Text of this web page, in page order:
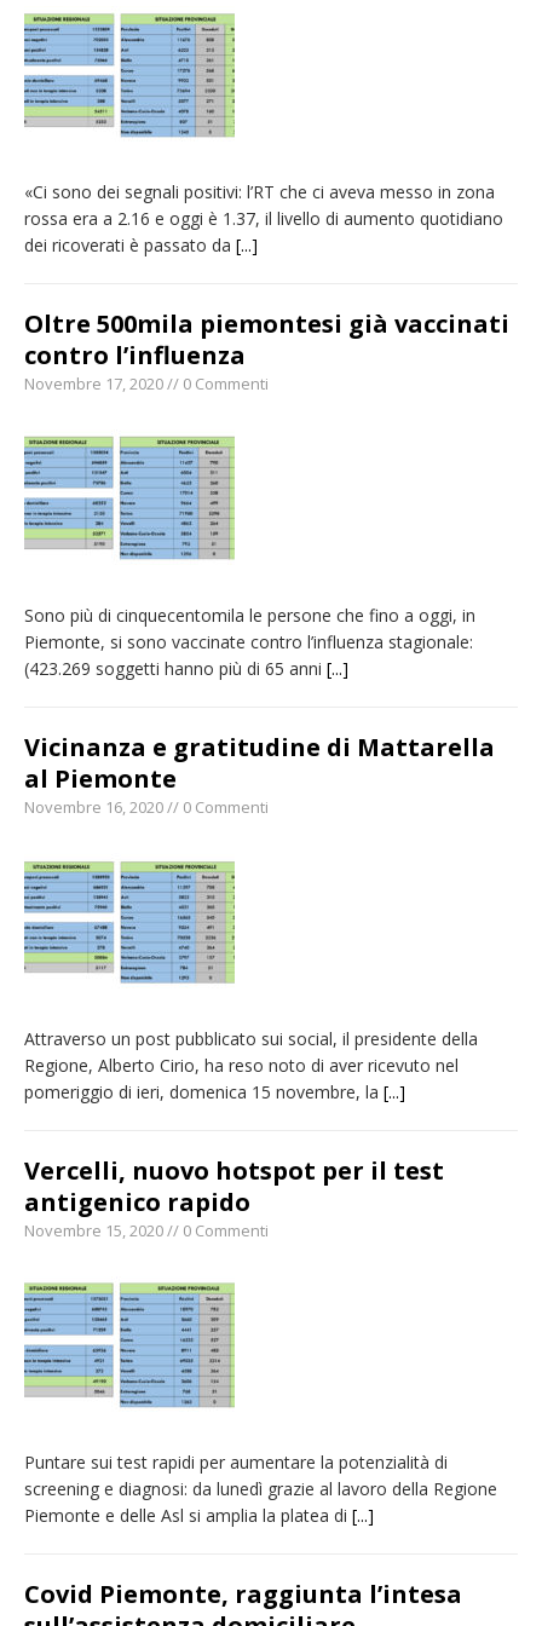
carnevale di Santhià. La soddisfazione della
Pro Loco
Il Piemonte ha avviato la richiesta di calamità
naturale per la siccità estrema e gli incendi
alcune limitazioni all’utilizzo dell’acqua
Dieci anni fa l’ingresso a Vercelli
dell’arcivescovo mons. Marco Arnolfo
«Ci sono dei segnali positivi: l’RT che ci aveva messo in zona
rossa era a 2.16 e oggi è 1.37, il livello di aumento quotidiano
dei ricoverati è passato da [...]
Oltre 500mila piemontesi già vaccinati
contro l’influenza
Novembre 17, 2020 // 0 Commenti
Sono più di cinquecentomila le persone che fino a oggi, in
Piemonte, si sono vaccinate contro l’influenza stagionale:
(423.269 soggetti hanno più di 65 anni [...]
Vicinanza e gratitudine di Mattarella
al Piemonte
Novembre 16, 2020 // 0 Commenti
Attraverso un post pubblicato sui social, il presidente della
Regione, Alberto Cirio, ha reso noto di aver ricevuto nel
pomeriggio di ieri, domenica 15 novembre, la [...]
Vercelli, nuovo hotspot per il test
antigenico rapido
Novembre 15, 2020 // 0 Commenti
Puntare sui test rapidi per aumentare la potenzialità di
screening e diagnosi: da lunedì grazie al lavoro della Regione
Piemonte e delle Asl si amplia la platea di [...]
Covid Piemonte, raggiunta l’intesa